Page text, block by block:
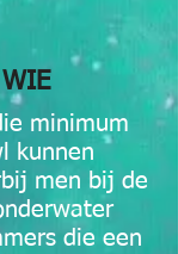
minimum
kunnen
men bij de
die een